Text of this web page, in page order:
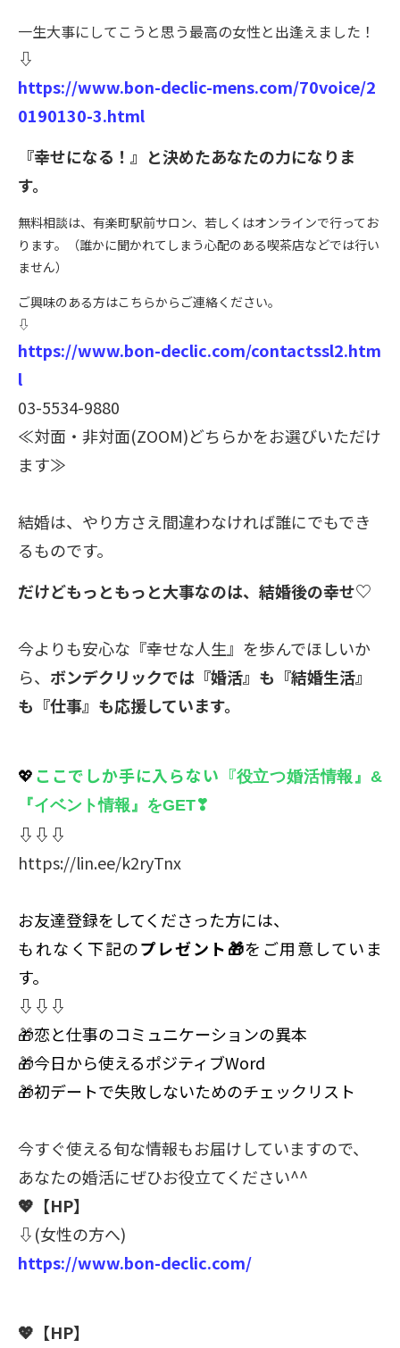
一生大事にしてこうと思う最高の女性と出逢えました！
⇩
https://www.bon-declic-mens.com/70voice/2
0190130-3.html
『幸せになる！』と決めたあなたの力になりま
す。
無料相談は、有楽町駅前サロン、若しくはオンラインで行ってお
ります。（誰かに聞かれてしまう心配のある喫茶店などでは行い
ません）
ご興味のある方はこちらからご連絡ください。
⇩
https://www.bon-declic.com/contactssl2.htm
l
03-5534-9880
≪対面・非対面(ZOOM)どちらかをお選びいただけ
ます≫
結婚は、やり方さえ間違わなければ誰にでもでき
るものです。
だけどもっともっと大事なのは、結婚後の幸せ♡
今よりも安心な『幸せな人生』を歩んでほしいか
ら、 ボンデクリックでは『婚活』も『結婚生活』
も『仕事』も応援しています。
💖ここでしか手に入らない『役立つ婚活情報』&
『イベント情報』をGET❣
⇩⇩ ⇩
https://lin.ee/k2ryTnx
お友達登録をしてくださった方には、
もれなく下記のプレゼント🎁をご用意していま
す。
⇩⇩⇩
🎁恋と仕事のコミュニケーションの異本
🎁今日から使えるポジティブWord
🎁初デートで失敗しないためのチェックリスト
今すぐ使える旬な情報もお届けしていますので、
あなたの婚活にぜひお役立てください^^
💖 【HP】
⇩(女性の方へ)
https://www.bon-declic.com/
💖 【HP】